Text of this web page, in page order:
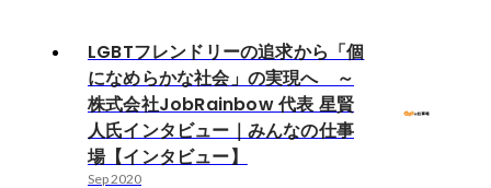
LGBTフレンドリーの追求から「個
になめらかな社会」の実現へ ～
株式会社JobRainbow 代表 星賢
人氏インタビュー｜みんなの仕事
場【インタビュー】
Sep 2020